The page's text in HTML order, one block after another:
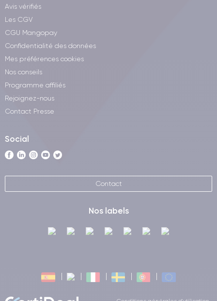
Avis vérifiés
Les CGV
CGU Mangopay
Confidentialité des données
Mes préférences cookies
Nos conseils
Programme affiliés
Rejoignez-nous
Contact Presse
Social
Contact
Nos labels